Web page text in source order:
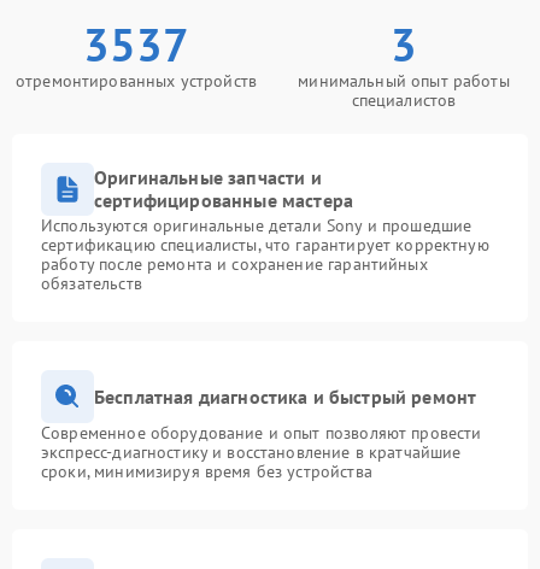
3537
отремонтированных устройств
3
минимальный опыт работы
специалистов
Оригинальные запчасти и
сертифицированные мастера
Используются оригинальные детали Sony и прошедшие
сертификацию специалисты, что гарантирует корректную
работу после ремонта и сохранение гарантийных
обязательств
Бесплатная диагностика и быстрый ремонт
Современное оборудование и опыт позволяют провести
экспресс-диагностику и восстановление в кратчайшие
сроки, минимизируя время без устройства